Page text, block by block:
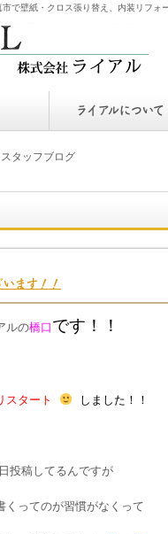
で壁紙・クロス張り替え、内装リフォ
ライアルについて
タッフブログ
います！！
ルの橋口 です！！
スタート しました！！
稿してるんですが
くってのが習慣がなくって